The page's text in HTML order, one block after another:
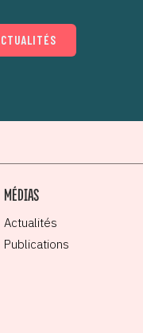
MÉDIAS
Actualités
Publications